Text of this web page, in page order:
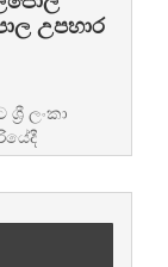
උපහාර
ලංකා